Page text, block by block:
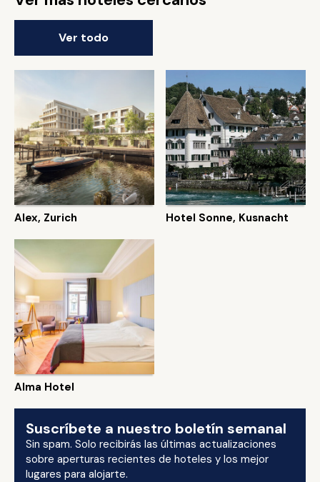
Ver todo
Alex, Zurich Hotel Sonne, Kusnacht
Alma Hotel
Suscríbete a nuestro boletín semanal
Sin spam. Solo recibirás las últimas actualizaciones
sobre aperturas recientes de hoteles y los mejor
lugares para alojarte.